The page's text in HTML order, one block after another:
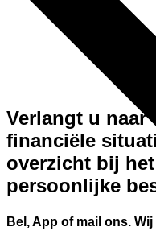
Verlangt u naar
financiële
overzicht bij
persoonlijke
Bel, App of mail ons.